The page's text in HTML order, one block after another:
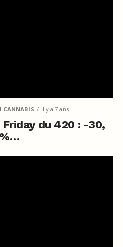
CANNABIS il y a 7 ans
du 420 : -30,